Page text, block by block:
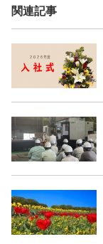
e
b
o
o
k
関連記事